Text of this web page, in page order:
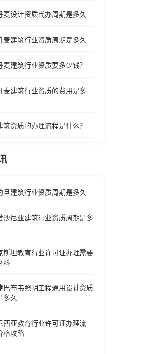
麦设计资质代办周期是多久
麦建筑行业资质周期是多久
麦建筑行业资质要多少钱？
麦建筑行业资质的费用是多
筑资质的办理流程是什么？
旦建筑行业资质周期是多久
沙尼亚建筑行业资质周期是多
斯坦教育行业许可证办理需要
料
巴布韦照明工程通用设计资质
多久
西亚教育行业许可证办理流
格攻略